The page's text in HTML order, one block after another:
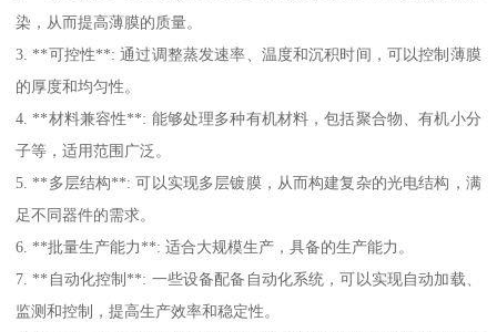
染，从而提高薄膜的质量。
3. **可控性**: 通过调整蒸发速率、温度和沉积时间，可以控制薄膜
的厚度和均匀性。
4. **材料兼容性**: 能够处理多种有机材料，包括聚合物、有机小分
子等，适用范围广泛。
5. **多层结构**: 可以实现多层镀膜，从而构建复杂的光电结构，满
足不同器件的需求。
6. **批量生产能力**: 适合大规模生产，具备的生产能力。
7. **自动化控制**: 一些设备配备自动化系统，可以实现自动加载、
监测和控制，提高生产效率和稳定性。